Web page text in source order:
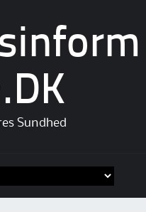
Sundhed